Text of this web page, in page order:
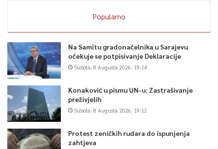
Popularno
Na Samitu gradonačelnika u Sarajevu
očekuje se potpisivanje Deklaracije
Subota, 8 Augusta 2026, 19:14
Konaković u pismu UN-u: Zastrašivanje
preživjelih
Subota, 8 Augusta 2026, 19:12
Protest zeničkih rudara do ispunjenja
zahtjeva